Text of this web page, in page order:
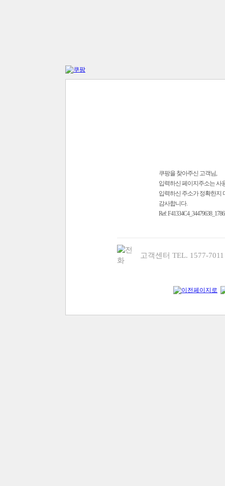
쿠팡을 찾아주신 고객님,
입력하신 페이지주소는 사
입력하신 주소가 정확한지
감사합니다.
Ref:
고객센터 TEL. 1577-